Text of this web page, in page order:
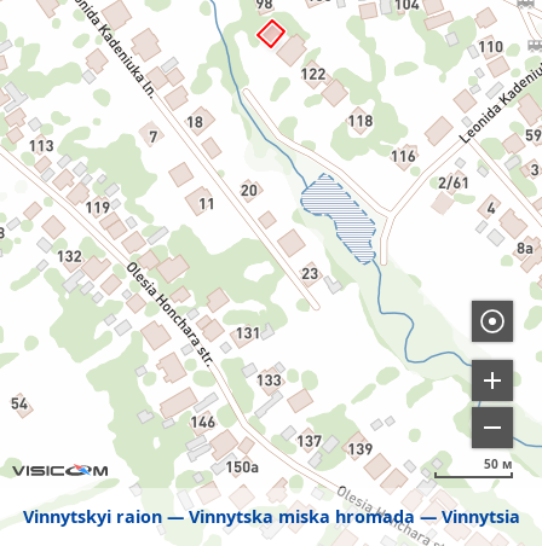
Vinnytskyi raion Vinnytska miska hromada Vinnytsia
50 м